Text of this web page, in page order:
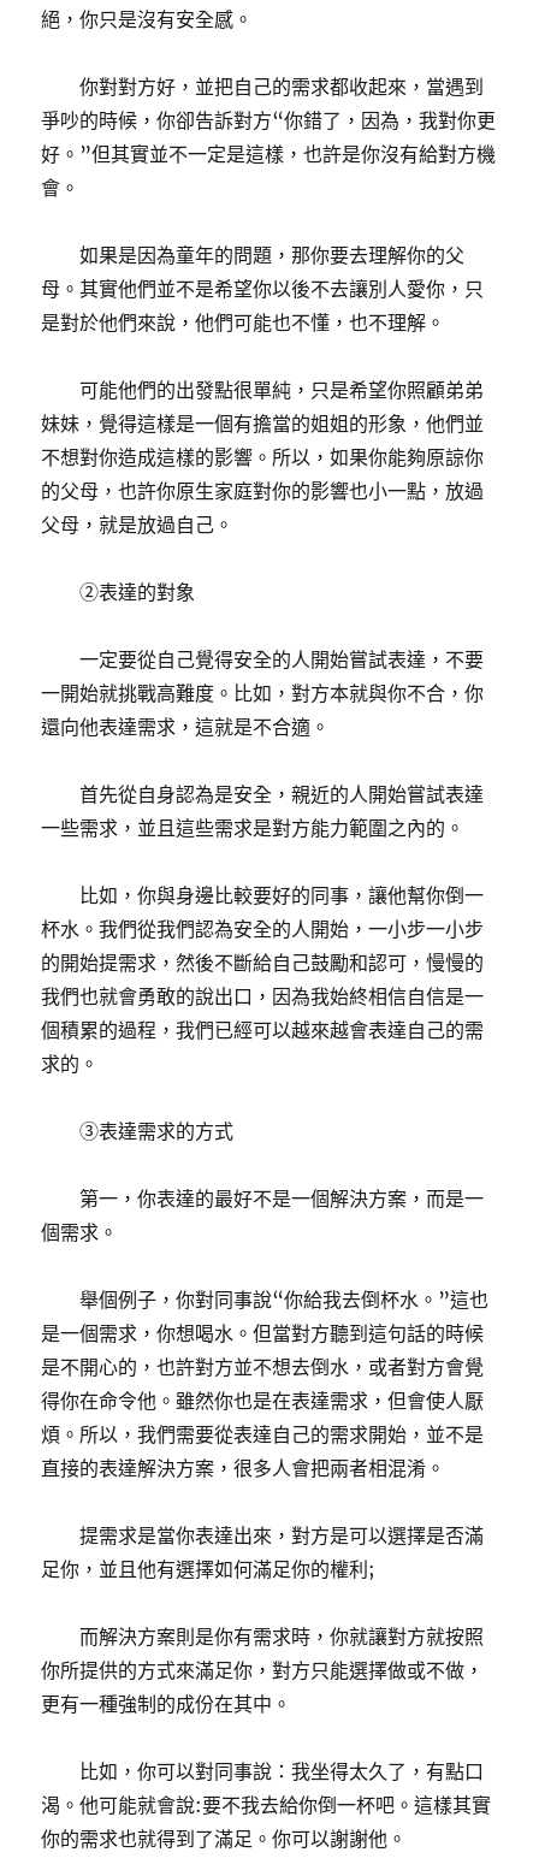
絕，你只是沒有安全感。
你對對方好，並把自己的需求都收起來，當遇到
爭吵的時候，你卻告訴對方“你錯了，因為，我對你更
好。”但其實並不一定是這樣，也許是你沒有給對方機
會。
如果是因為童年的問題，那你要去理解你的父
母。其實他們並不是希望你以後不去讓別人愛你，只
是對於他們來說，他們可能也不懂，也不理解。
可能他們的出發點很單純，只是希望你照顧弟弟
妹妹，覺得這樣是一個有擔當的姐姐的形象，他們並
不想對你造成這樣的影響。所以，如果你能夠原諒你
的父母，也許你原生家庭對你的影響也小一點，放過
父母，就是放過自己。
②表達的對象
一定要從自己覺得安全的人開始嘗試表達，不要
一開始就挑戰高難度。比如，對方本就與你不合，你
還向他表達需求，這就是不合適。
首先從自身認為是安全，親近的人開始嘗試表達
一些需求，並且這些需求是對方能力範圍之內的。
比如，你與身邊比較要好的同事，讓他幫你倒一
杯水。我們從我們認為安全的人開始，一小步一小步
的開始提需求，然後不斷給自己鼓勵和認可，慢慢的
我們也就會勇敢的說出口，因為我始終相信自信是一
個積累的過程，我們已經可以越來越會表達自己的需
求的。
③表達需求的方式
第一，你表達的最好不是一個解決方案，而是一
個需求。
舉個例子，你對同事說“你給我去倒杯水。”這也
是一個需求，你想喝水。但當對方聽到這句話的時候
是不開心的，也許對方並不想去倒水，或者對方會覺
得你在命令他。雖然你也是在表達需求，但會使人厭
煩。所以，我們需要從表達自己的需求開始，並不是
直接的表達解決方案，很多人會把兩者相混淆。
提需求是當你表達出來，對方是可以選擇是否滿
足你，並且他有選擇如何滿足你的權利;
而解決方案則是你有需求時，你就讓對方就按照
你所提供的方式來滿足你，對方只能選擇做或不做，
更有一種強制的成份在其中。
比如，你可以對同事說：我坐得太久了，有點口
渴。他可能就會說:要不我去給你倒一杯吧。這樣其實
你的需求也就得到了滿足。你可以謝謝他。